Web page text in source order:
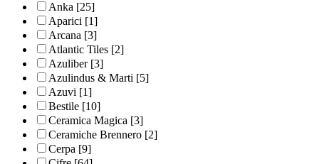
Anka [25]
Aparici [1]
Arcana [3]
Atlantic Tiles [2]
Azuliber[3]
Azulindus & Marti [5]
Azuvi [1]
Bestile [10]
Ceramica Magica [3]
Ceramiche Brennero [2]
Cerpa [9]